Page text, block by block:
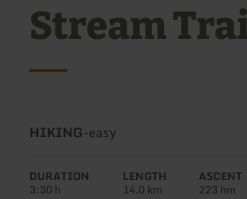
Stream
Type
tour:
HIKING-Difficulty:
easy
DURATION
3:30 h
LENGTH
14.0 km
ASCENT
223 hm